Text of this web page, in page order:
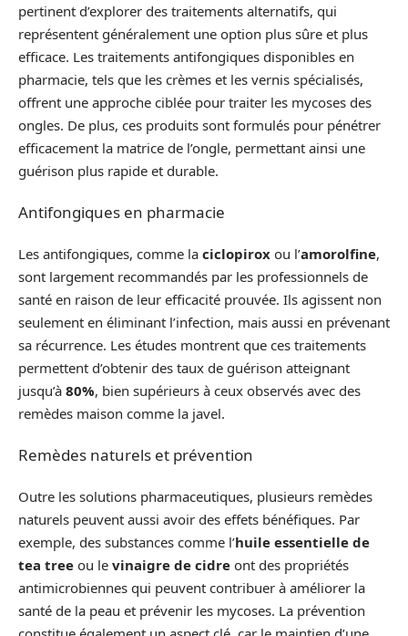
pertinent d’explorer des traitements alternatifs, qui
représentent généralement une option plus sûre et plus
efficace. Les traitements antifongiques disponibles en
pharmacie, tels que les crèmes et les vernis spécialisés,
offrent une approche ciblée pour traiter les mycoses des
ongles. De plus, ces produits sont formulés pour pénétrer
efficacement la matrice de l’ongle, permettant ainsi une
guérison plus rapide et durable.
Antifongiques en pharmacie
Les antifongiques, comme la ciclopirox ou l’amorolfine,
sont largement recommandés par les professionnels de
santé en raison de leur efficacité prouvée. Ils agissent non
seulement en éliminant l’infection, mais aussi en prévenant
sa récurrence. Les études montrent que ces traitements
permettent d’obtenir des taux de guérison atteignant
jusqu’à 80%, bien supérieurs à ceux observés avec des
remèdes maison comme la javel.
Remèdes naturels et prévention
Outre les solutions pharmaceutiques, plusieurs remèdes
naturels peuvent aussi avoir des effets bénéfiques. Par
exemple, des substances comme l’huile essentielle de
tea tree ou le vinaigre de cidre ont des propriétés
antimicrobiennes qui peuvent contribuer à améliorer la
santé de la peau et prévenir les mycoses. La prévention